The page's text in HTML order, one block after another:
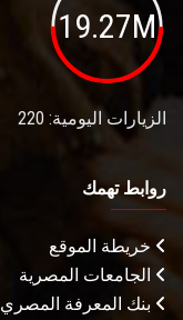
19.27M
الزيارات اليومية: 220
روابط تهمك
خريطة الموقع
الجامعات المصرية
بنك المعرفة المصري